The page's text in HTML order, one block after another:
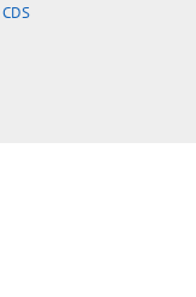
CDS